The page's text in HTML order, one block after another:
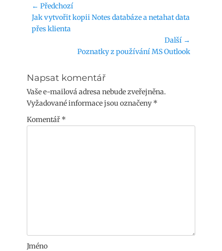
Navigace
pro
příspěvek
← Předchozí
Předchozí
příspěvek:
Jak vytvořit kopii Notes databáze a netahat data
přes klienta
Další →
Poznatky z používání MS Outlook
Napsat komentář
Vaše e-mailová adresa nebude zveřejněna.
Vyžadované informace jsou označeny *
Komentář *
Jméno